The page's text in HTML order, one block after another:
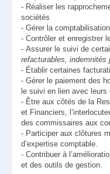
- Réaliser les
sociétés
- Gérer la
- Contrôler et enregistrer
- Assurer le suivi de
refacturables, indemnités
- Établir certaines
- Gérer le paiement des
le suivi en lien avec
- Être aux côtés de la
et Financiers,
des commissaires aux
- Participer aux clôtures
d’expertise comptable.
- Contribuer à
et des outils de gestion.